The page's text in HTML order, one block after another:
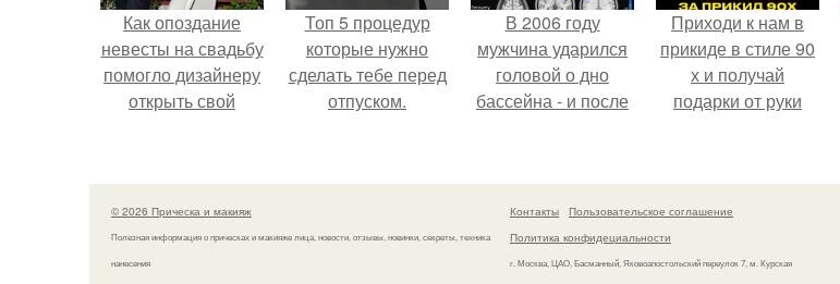
Как опоздание
невесты на свадьбу
помогло дизайнеру
открыть свой
Топ 5 процедур
которые нужно
сделать тебе перед
отпуском.
В 2006 году
мужчина ударился
головой о дно
бассейна - и после
странным образом.
Приходи к нам в
прикиде в стиле 90
х и получай
подарки от руки
© 2026 Прическа и макияж
Полезная информация о прическах и макияже лица, новости, отзывы, новинки, секреты, техника
нанесения
Контакты
Пользовательское соглашение
Политика конфидециальности
г. Москва, ЦАО, Басманный, Яковоапостольский переулок 7, м. Курская